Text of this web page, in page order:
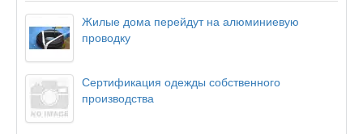
Жилые дома перейдут на алюминиевую
проводку
Сертификация одежды собственного
производства